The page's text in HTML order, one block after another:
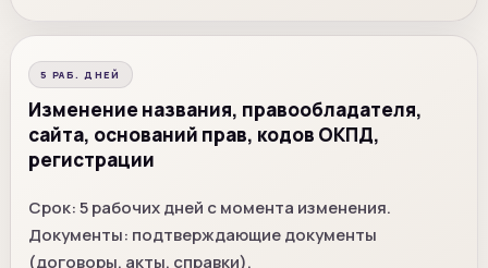
5 РАБ. ДНЕЙ
Изменение названия, правообладателя,
сайта, оснований прав, кодов ОКПД,
регистрации
Срок: 5 рабочих дней с момента изменения.
Документы: подтверждающие документы
(договоры, акты, справки).